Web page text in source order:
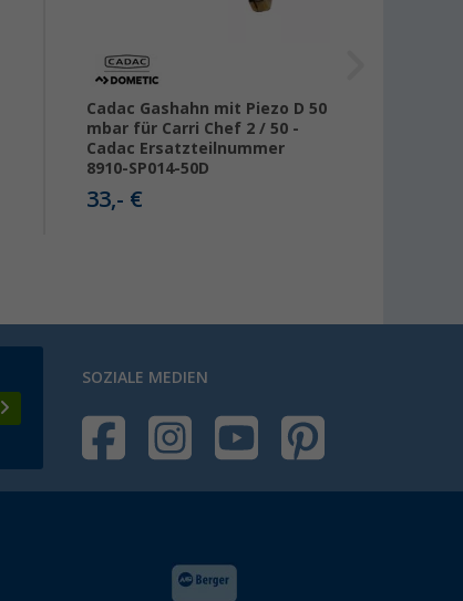
Cadac Gashahn mit Piezo D 50
mbar für Carri Chef 2 / 50 -
Cadac Ersatzteilnummer
8910-SP014-50D
33,- €
SOZIALE MEDIEN